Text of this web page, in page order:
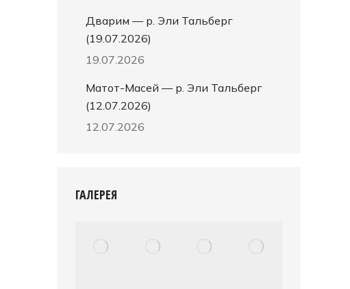
Дварим — р. Эли Тальберг
(19.07.2026)
19.07.2026
Матот-Масей — р. Эли Тальберг
(12.07.2026)
12.07.2026
ГАЛЕРЕЯ